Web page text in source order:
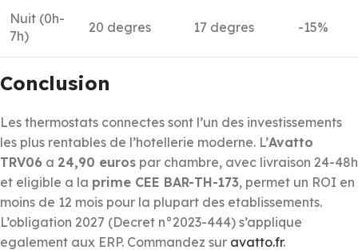
Nuit (0h-
7h)
20 degres 17 degres -15%
Conclusion
Les thermostats connectes sont l’un des investissements
les plus rentables de l’hotellerie moderne. L’Avatto
TRV06 a 24,90 euros par chambre, avec livraison 24-48h
et eligible a la prime CEE BAR-TH-173, permet un ROI en
moins de 12 mois pour la plupart des etablissements.
L’obligation 2027 (Decret n°2023-444) s’applique
egalement aux ERP. Commandez sur avatto.fr.